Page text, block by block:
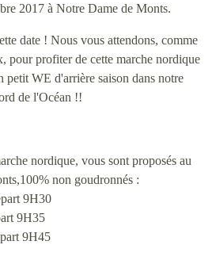
2017 à Notre Dame de Monts.
date ! Nous vous attendons, comme
pour profiter de cette marche nordique
petit WE d'arrière saison dans notre
de l'Océan !!
nordique, vous sont proposés au
non goudronnés :
9H30
9H35
9H45